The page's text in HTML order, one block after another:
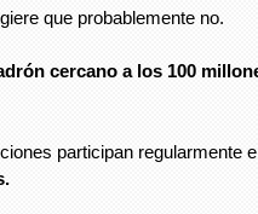
que probablemente no.
cercano a los 100
participan regularmente